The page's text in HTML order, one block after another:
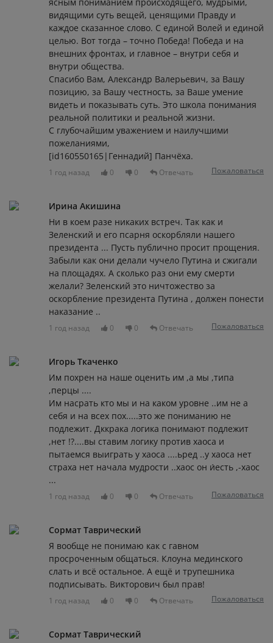
видящими суть вещей, ценящими Правду и
каждое сказанное слово. С единой Волей и единой
целью. Вот тогда – точно Победа! Победа и на
внешних фронтах, и главное – внутри себя и
внутри общества.
Спасибо Вам, Александр Валерьевич, за Вашу
позицию, за Вашу честность, за Ваше умение
видеть и показывать суть. Это школа понимания
реальной политики и реальной жизни.
С глубочайшим уважением и наилучшими
пожеланиями,
[id160550165|Геннадий] Панчёха.
1 год назад 0 0 Отвечать Пожаловаться
Ирина Акишина
Ни в коем разе никаких встреч. Так как и
Зеленский и его псарня оскорбляли нашего
президента ... Пусть публично просит прощения.
Забыли как они делали чучело Путина и сжигали
на площадях. А сколько раз они ему смерти
желали? Зеленский это ничтожество за
оскорбление президента Путина , должен понести
наказание ..
1 год назад 0 0 Отвечать Пожаловаться
Игорь Ткаченко
Им похрен на наше оценить им ,а мы ,типа
,перцы ....
Им насрать кто мы и на каком уровне ..им не а
себя и на всех пох.....это же пониманию не
подлежит. Дккрака логика понимают подлежит
,нет !?....вы ставим логику против хаоса и
пытаемся выиграть у хаоса ....ьред ..у хаоса нет
страха нет начала мудрости ..хаос он и́есть ,-хаос
...
1 год назад 0 0 Отвечать Пожаловаться
Сормат Таврический
Я вообще не понимаю как с гавном
просроченным общаться. Клоуна мединского
слать и всё остальное. А ещё и трупешника
подписывать. Викторович был прав!
1 год назад 0 0 Отвечать Пожаловаться
Сормат Таврический